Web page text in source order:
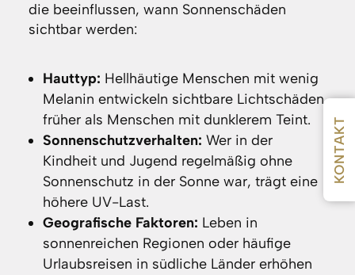
die beeinflussen, wann Sonnenschäden
sichtbar werden:
Hauttyp: Hellhäutige Menschen mit wenig
Melanin entwickeln sichtbare Lichtschäden
früher als Menschen mit dunklerem Teint.
Sonnenschutzverhalten: Wer in der
Kindheit und Jugend regelmäßig ohne
Sonnenschutz in der Sonne war, trägt eine
höhere UV-Last.
Geografische Faktoren: Leben in
sonnenreichen Regionen oder häufige
Urlaubsreisen in südliche Länder erhöhen
KONTAKT